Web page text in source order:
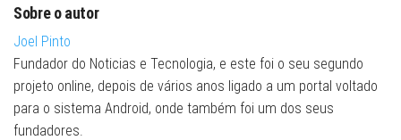
Sobre o autor
Joel Pinto
Fundador do Noticias e Tecnologia, e este foi o seu segundo
projeto online, depois de vários anos ligado a um portal voltado
para o sistema Android, onde também foi um dos seus
fundadores.